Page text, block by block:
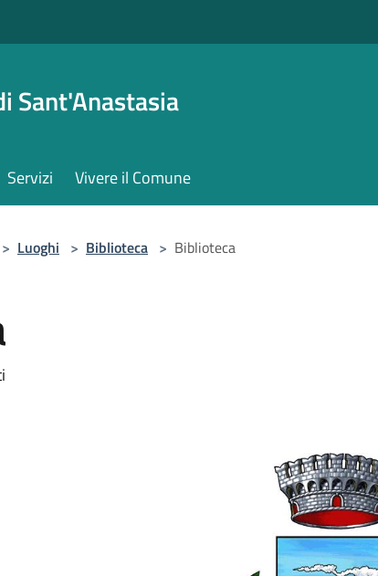
Sant'Anastasia
Servizi Vivere il Comune
> Luoghi > Biblioteca > Biblioteca